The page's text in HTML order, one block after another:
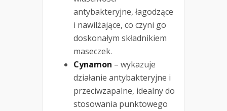
antybakteryjne, łagodzące
i nawilżające, co czyni go
doskonałym składnikiem
maseczek.
Cynamon – wykazuje
działanie antybakteryjne i
przeciwzapalne, idealny do
stosowania punktowego